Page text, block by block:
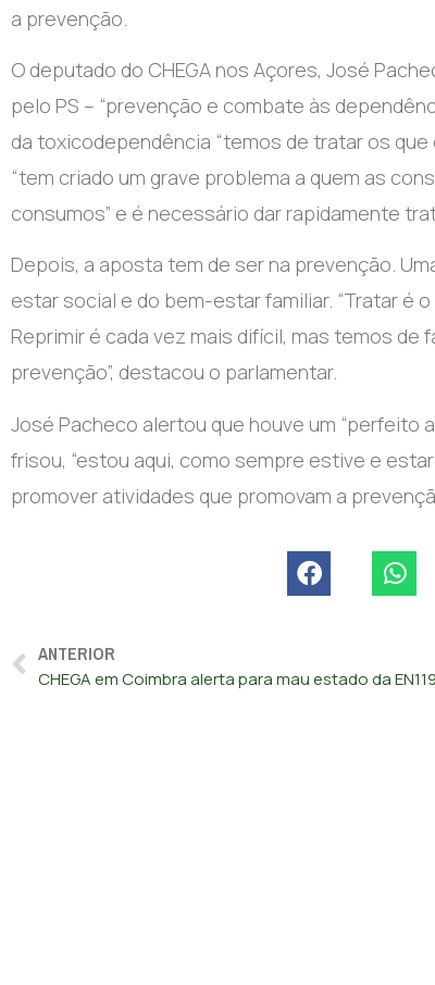
a prevenção.
O deputado do CHEGA nos Açores, José
pelo PS – “prevenção e combate às
da toxicodependência “temos de tratar os
“tem criado um grave problema a quem as
consumos” e é necessário dar rapidamente
Depois, a aposta tem de ser na prevenção.
estar social e do bem-estar familiar. “Tratar é
Reprimir é cada vez mais difícil, mas temos
prevenção”, destacou o parlamentar.
José Pacheco alertou que houve um “perfeito
frisou, “estou aqui, como sempre estive e
promover atividades que promovam a
ANTERIOR
CHEGA em Coimbra alerta para mau estado da EN119